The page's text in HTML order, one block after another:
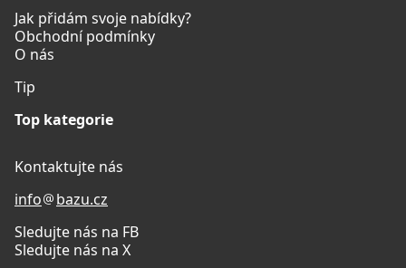
Jak přidám svoje nabídky?
Obchodní podmínky
O nás
Tip
Top kategorie
Kontaktujte nás
info
bazu.cz
Sledujte nás na FB
Sledujte nás na X